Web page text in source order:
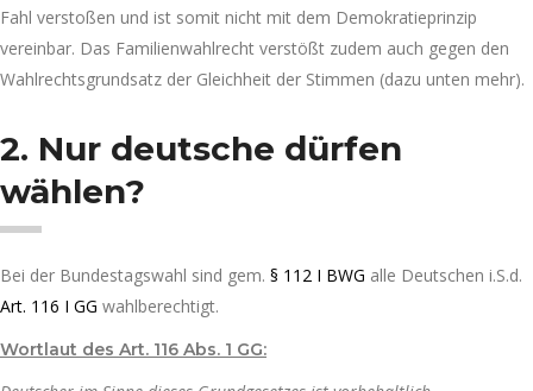
Fahl verstoßen und ist somit nicht mit dem Demokratieprinzip
vereinbar. Das Familienwahlrecht verstößt zudem auch gegen den
Wahlrechtsgrundsatz der Gleichheit der Stimmen (dazu unten mehr).
2. Nur deutsche dürfen
wählen?
Bei der Bundestagswahl sind gem. § 112 I BWG alle Deutschen i.S.d.
Art. 116 I GG wahlberechtigt.
Wortlaut des Art. 116 Abs. 1 GG: